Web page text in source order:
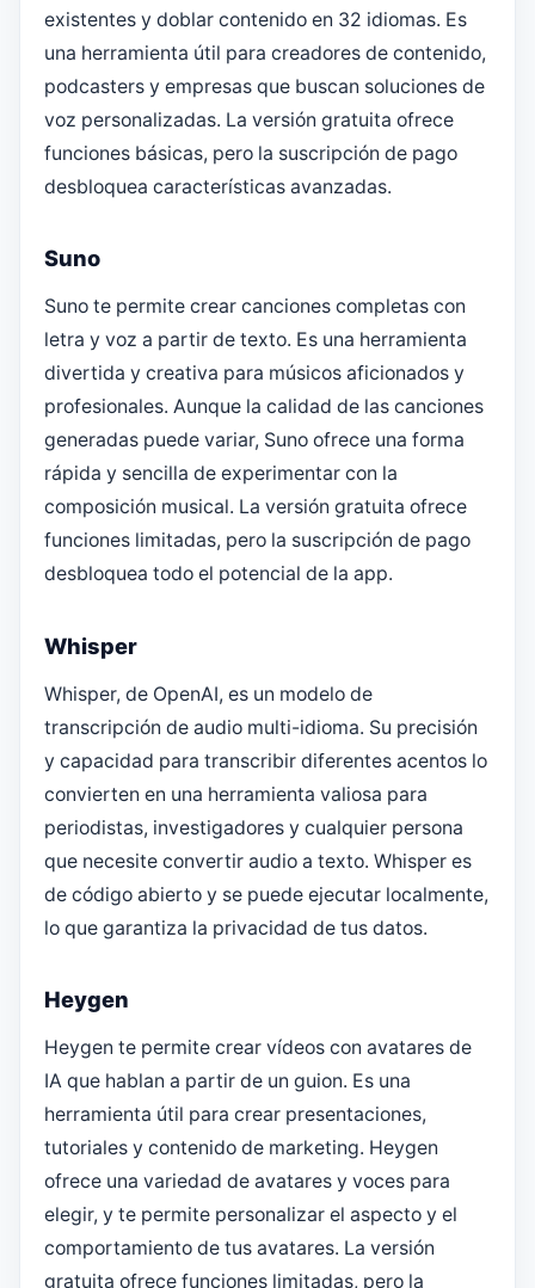
existentes y doblar contenido en 32 idiomas. Es
una herramienta útil para creadores de contenido,
podcasters y empresas que buscan soluciones de
voz personalizadas. La versión gratuita ofrece
funciones básicas, pero la suscripción de pago
desbloquea características avanzadas.
Suno
Suno te permite crear canciones completas con
letra y voz a partir de texto. Es una herramienta
divertida y creativa para músicos aficionados y
profesionales. Aunque la calidad de las canciones
generadas puede variar, Suno ofrece una forma
rápida y sencilla de experimentar con la
composición musical. La versión gratuita ofrece
funciones limitadas, pero la suscripción de pago
desbloquea todo el potencial de la app.
Whisper
Whisper, de OpenAI, es un modelo de
transcripción de audio multi-idioma. Su precisión
y capacidad para transcribir diferentes acentos lo
convierten en una herramienta valiosa para
periodistas, investigadores y cualquier persona
que necesite convertir audio a texto. Whisper es
de código abierto y se puede ejecutar localmente,
lo que garantiza la privacidad de tus datos.
Heygen
Heygen te permite crear vídeos con avatares de
IA que hablan a partir de un guion. Es una
herramienta útil para crear presentaciones,
tutoriales y contenido de marketing. Heygen
ofrece una variedad de avatares y voces para
elegir, y te permite personalizar el aspecto y el
comportamiento de tus avatares. La versión
gratuita ofrece funciones limitadas, pero la